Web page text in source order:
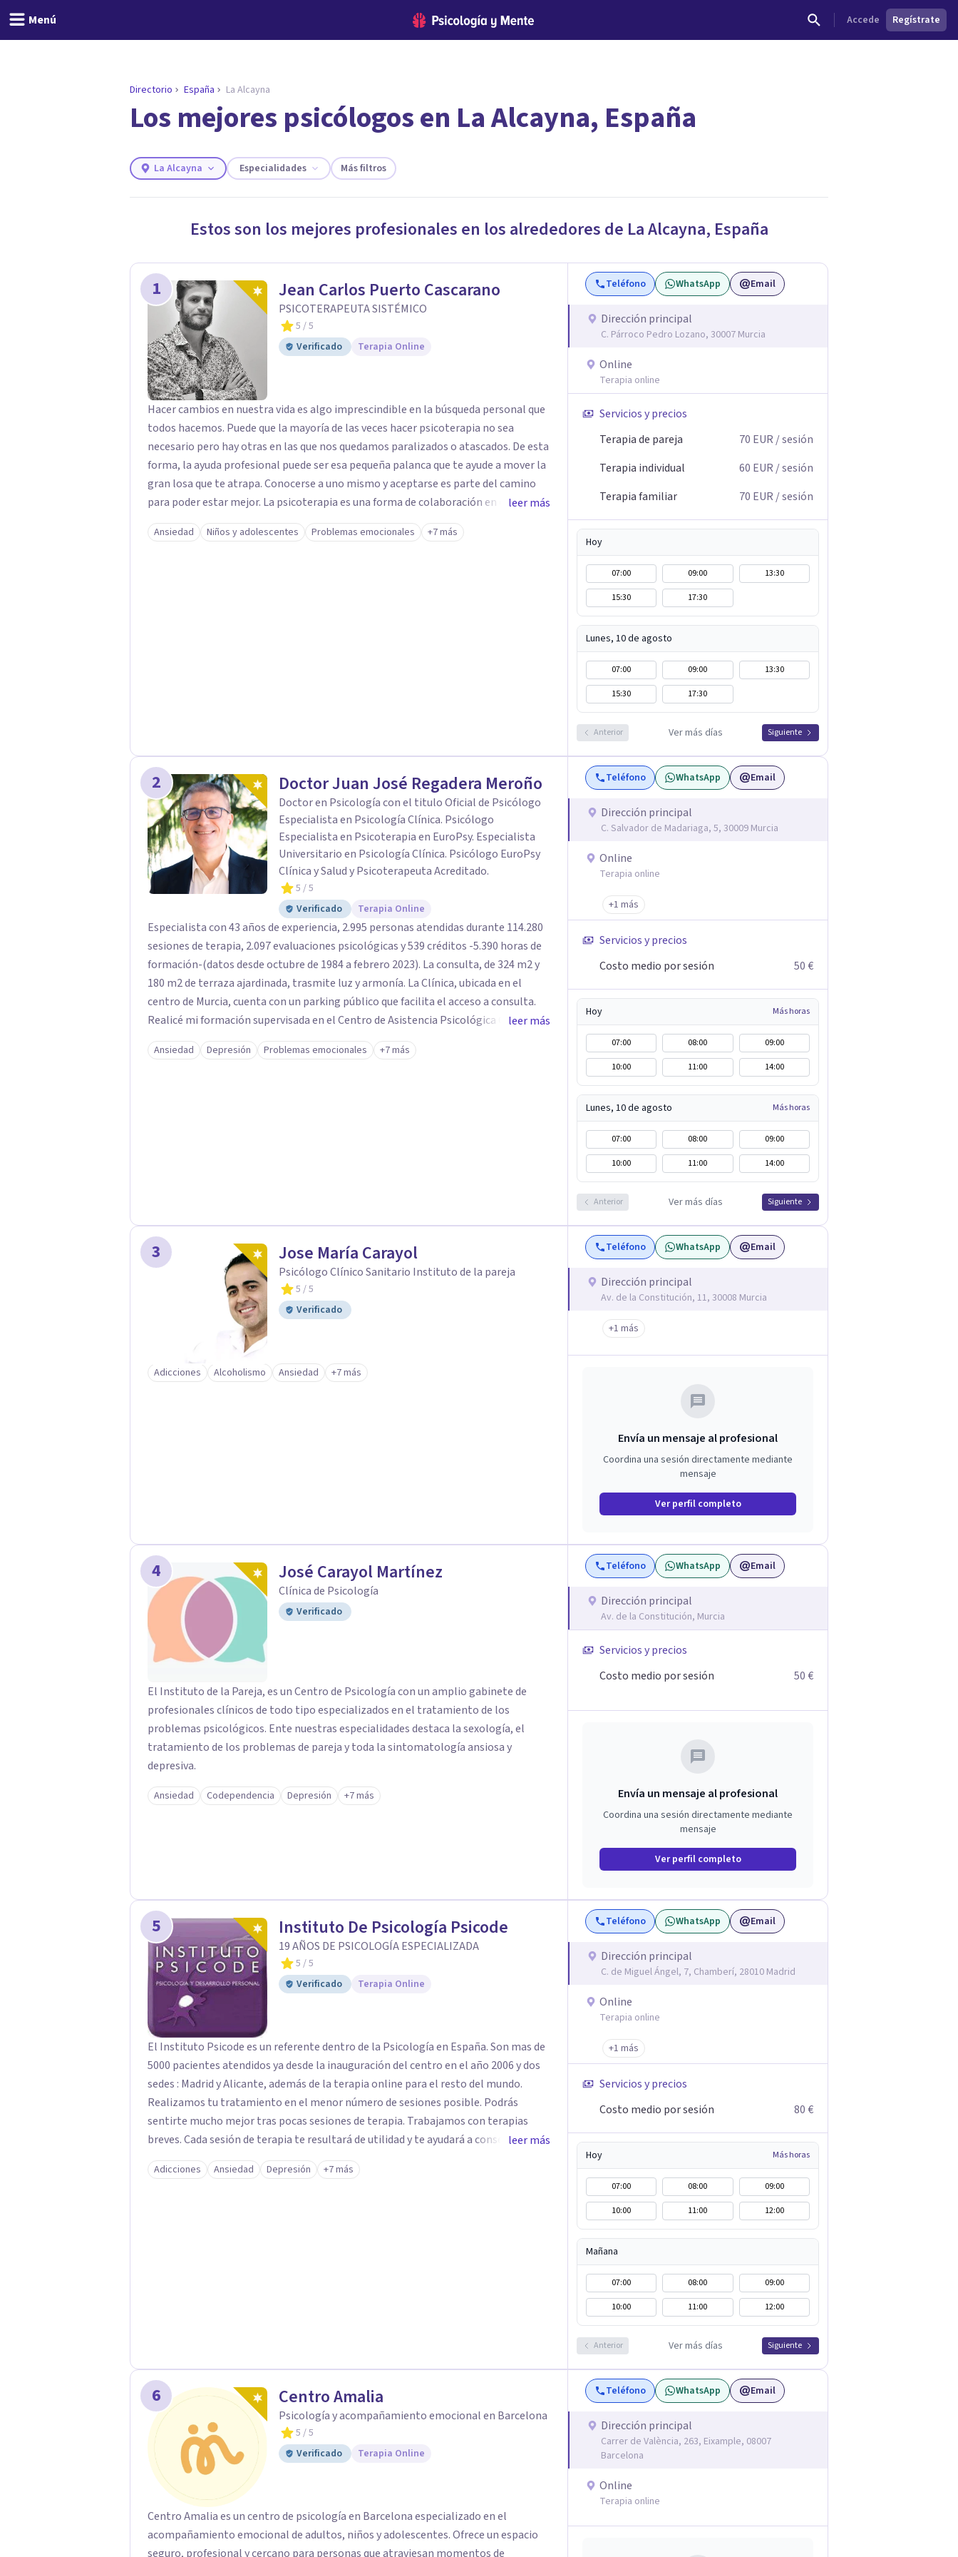
Menú Accede Regístrate
ENCONTRAR MI TERAPEUTA
¿Necesitas ayuda para encontrar el psicólogo adecuado?
Responder cuestionario
Directorio España La Alcayna
Los mejores psicólogos en La Alcayna, España
La Alcayna Especialidades Más filtros
Estos son los mejores profesionales en los alrededores de La Alcayna, España
1 Jean Carlos Puerto Cascarano
PSICOTERAPEUTA SISTÉMICO
5 / 5
Verificado
Terapia Online
Hacer cambios en nuestra vida es algo imprescindible en la búsqueda personal que
todos hacemos. Puede que la mayoría de las veces hacer psicoterapia no sea
necesario pero hay otras en las que nos quedamos paralizados o atascados. De esta
forma, la ayuda profesional puede ser esa pequeña palanca que te ayude a mover la
gran losa que te atrapa. Conocerse a uno mismo y aceptarse es parte del camino
para poder estar mejor. La psicoterapia es una forma de colaboración en donde
diálogo, además de la confianza y el apoyo, es el camino para poder identificar qué
es lo que sucede, qué sentido tiene y cuales son los pasos para el cambio. Además,
leer más
Ansiedad Niños y adolescentes Problemas emocionales +7 más
Teléfono WhatsApp Email
Dirección principal
C. Párroco Pedro Lozano, 30007 Murcia
Online
Terapia online
Servicios y precios
Terapia de pareja
70 EUR / sesión
Terapia individual
60 EUR / sesión
Terapia familiar
70 EUR / sesión
Hoy
07:00 09:00
13:30
15:30
17:30
Lunes, 10 de agosto
07:00 09:00
13:30
15:30
17:30
Anterior Ver más días Siguiente
2 Doctor Juan José Regadera Meroño
Doctor en Psicología con el titulo Oficial de Psicólogo
Especialista en Psicología Clínica. Psicólogo
Especialista en Psicoterapia en EuroPsy. Especialista
Universitario en Psicología Clínica. Psicólogo EuroPsy
Clínica y Salud y Psicoterapeuta Acreditado.
5 / 5
Verificado
Terapia Online
Especialista con 43 años de experiencia, 2.995 personas atendidas durante 114.280
sesiones de terapia, 2.097 evaluaciones psicológicas y 539 créditos -5.390 horas de
formación-(datos desde octubre de 1984 a febrero 2023). La consulta, de 324 m2 y
180 m2 de terraza ajardinada, trasmite luz y armonía. La Clínica, ubicada en el
centro de Murcia, cuenta con un parking público que facilita el acceso a consulta.
Realicé mi formación supervisada en el Centro de Asistencia Psicológica CAP
durante el periodo 1984 a 1986. Alta en el Colegio Oficial de Psicólogos de Madrid,
el 31 de octubre de 1985 y, en el IAE, el 12 de septiembre de 1986, año que inauguré
leer más
Ansiedad Depresión Problemas emocionales +7 más
Teléfono WhatsApp Email
Dirección principal
C. Salvador de Madariaga, 5, 30009 Murcia
Online
Terapia online
+1 más
Servicios y precios
Costo medio por sesión
50 €
Hoy Más horas
07:00 08:00
09:00
10:00
11:00 14:00
Lunes, 10 de agosto Más horas
07:00 08:00
09:00
10:00
11:00 14:00
Anterior Ver más días Siguiente
3 Jose María Carayol
Psicólogo Clínico Sanitario Instituto de la pareja
5 / 5
Verificado
Adicciones Alcoholismo Ansiedad +7 más
Teléfono WhatsApp Email
Dirección principal
Av. de la Constitución, 11, 30008 Murcia
+1 más
Envía un mensaje al profesional
Coordina una sesión directamente mediante
mensaje
Ver perfil completo
4 José Carayol Martínez
Clínica de Psicología
Verificado
El Instituto de la Pareja, es un Centro de Psicología con un amplio gabinete de
profesionales clínicos de todo tipo especializados en el tratamiento de los
problemas psicológicos. Ente nuestras especialidades destaca la sexología, el
tratamiento de los problemas de pareja y toda la sintomatología ansiosa y
depresiva.
Ansiedad Codependencia Depresión +7 más
Teléfono WhatsApp Email
Dirección principal
Av. de la Constitución, Murcia
Servicios y precios
Costo medio por sesión
50 €
Envía un mensaje al profesional
Coordina una sesión directamente mediante
mensaje
Ver perfil completo
5 Instituto De Psicología Psicode
19 AÑOS DE PSICOLOGÍA ESPECIALIZADA
5 / 5
Verificado
Terapia Online
El Instituto Psicode es un referente dentro de la Psicología en España. Son mas de
5000 pacientes atendidos ya desde la inauguración del centro en el año 2006 y dos
sedes : Madrid y Alicante, además de la terapia online para el resto del mundo.
Realizamos tu tratamiento en el menor número de sesiones posible. Podrás
sentirte mucho mejor tras pocas sesiones de terapia. Trabajamos con terapias
breves. Cada sesión de terapia te resultará de utilidad y te ayudará a conseguir tus
objetivos. Entre nuestras especialidades destaca la terapia de pareja y sexual, así
como el tratamiento de problemas emocionales, obsesiones, ansiedad , estrés,
leer más
Adicciones Ansiedad Depresión +7 más
Teléfono WhatsApp Email
Dirección principal
C. de Miguel Ángel, 7, Chamberí, 28010 Madrid
Online
Terapia online
+1 más
Servicios y precios
Costo medio por sesión
80 €
Hoy Más horas
07:00 08:00
09:00
10:00
11:00 12:00
Mañana
07:00 08:00
09:00
10:00
11:00 12:00
Anterior Ver más días Siguiente
6 Centro Amalia
Psicología y acompañamiento emocional en Barcelona
5 / 5
Verificado
Terapia Online
Centro Amalia es un centro de psicología en Barcelona especializado en el
acompañamiento emocional de adultos, niños y adolescentes. Ofrece un espacio
seguro, profesional y cercano para personas que atraviesan momentos de
Teléfono WhatsApp Email
Dirección principal
Carrer de València, 263, Eixample, 08007
Barcelona
Online
Terapia online